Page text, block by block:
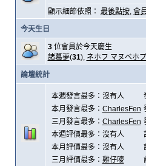
顯示細節依照： 最後點按, 會
今天生日
3位會員於今天慶生
諸葛夢(31), ネホフ マヌベホ
論壇統計
本週發言最多：沒有人
本月發言最多： CharlesFen
三月發言最多： CharlesFen
本週評價最多：沒有人
本月評價最多：沒有人
三月評價最多： 雞仔嘜